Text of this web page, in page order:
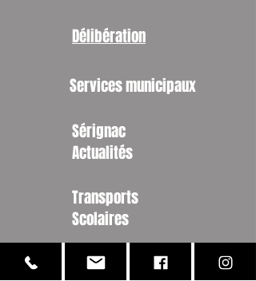
Délibération
Services municipaux
Sérignac
Actualités
Transports
Scolaires
Restaurant Scolaire